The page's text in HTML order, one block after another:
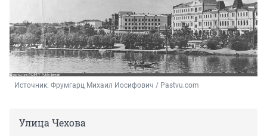
Источник: Фрумгарц Михаил Иосифович / Pastvu.com
Улица Чехова